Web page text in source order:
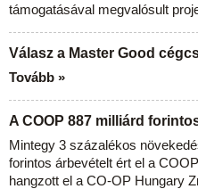
támogatásával megvalósult
Válasz a Master Good
Tovább »
A COOP 887 milliárd
Mintegy 3 százalékos
forintos árbevételt ért el a
hangzott el a CO-OP Hungary